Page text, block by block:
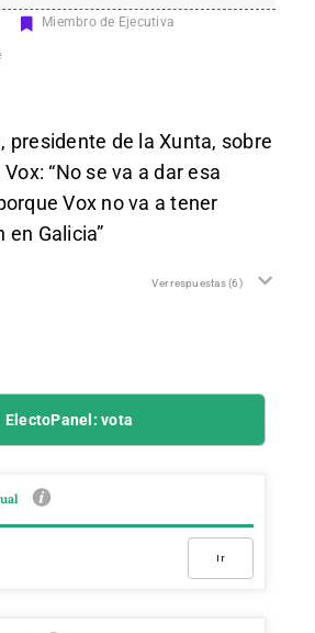
Miembro de Ejecutiva
presidente de la Xunta, sobre
“No se va a dar esa
Vox no va a tener
Galicia”
Ver respuestas(6)
ElectoPanel: vota
Ir